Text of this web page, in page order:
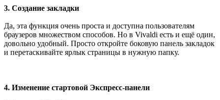
3. Создание закладки
Да, эта функция очень проста и доступна пользователям
браузеров множеством способов. Но в Vivaldi есть и ещё один,
довольно удобный. Просто откройте боковую панель закладок
и перетаскивайте ярлык страницы в нужную папку.
4. Изменение стартовой Экспресс-панели